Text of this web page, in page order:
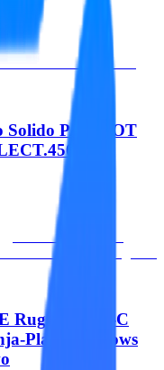
Solido PATRIOT
Rugged USB-C
Plata Windows